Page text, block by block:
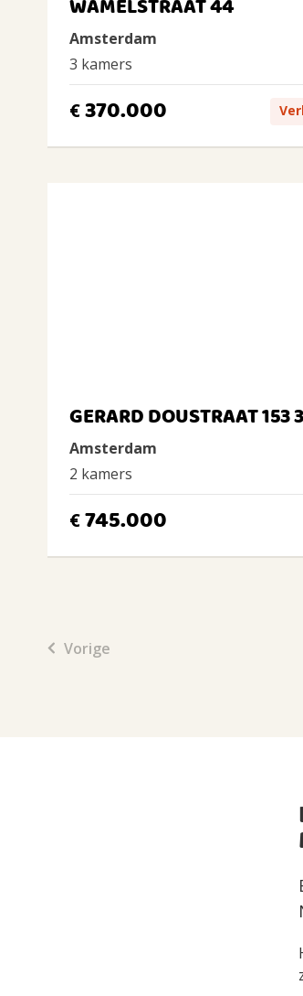
WAMELSTRAAT 44
Amsterdam
3 kamers
€370.000
GERARD DOUSTRAAT 153 3
Amsterdam
2 kamers
€745.000
Vorige